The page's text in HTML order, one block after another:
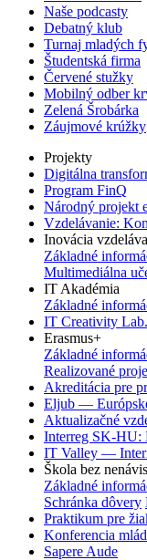
Naše podcasty
Debatný klub
Turnaj mladých
Študentská firma
Červené stužky
Mobilný odber
Zelená Šrobárka
Záujmové krúžky
Projekty
Digitálna
Program FinQ
Národný projekt
Vzdelávanie:
Inovácia
Základné
Multimediálna
IT Akadémia
Základné
IT Creativity Lab.
Erasmus+
Základné
Realizované
Akreditácia pre
Eljub —
Aktualizačné
Interreg SK-HU:
IT Valley —
Škola bez
Základné
Schránka dôvery
Praktikum pre
Konferencia
Sapere Aude